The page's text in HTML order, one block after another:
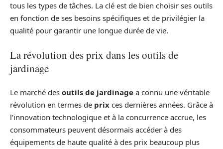
tous les types de tâches. La clé est de bien choisir ses outils
en fonction de ses besoins spécifiques et de privilégier la
qualité pour garantir une longue durée de vie.
La révolution des prix dans les outils de
jardinage
Le marché des outils de jardinage a connu une véritable
révolution en termes de prix ces dernières années. Grâce à
l’innovation technologique et à la concurrence accrue, les
consommateurs peuvent désormais accéder à des
équipements de haute qualité à des prix beaucoup plus